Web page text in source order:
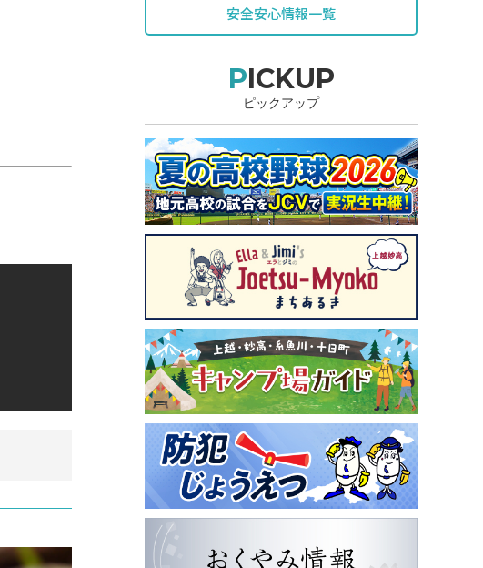
安全安心情報一覧
PICKUP
ピックアップ